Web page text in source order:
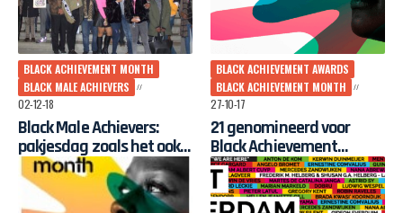
BLACK ACHIEVEMENT MONTH
BLACK MALE ACHIEVERS
02-12-18
Black Male Achievers:
pakjesdag zoals het ook
kan
BLACK ACHIEVEMENT AWARDS
BLACK ACHIEVEMENT MONTH
27-10-17
21 genomineerd voor
Black Achievement
Awards 2017